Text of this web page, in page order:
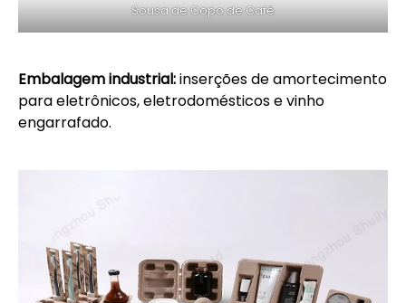
Sousa de Copo de Café
Embalagem industrial:inserções de amortecimento
para eletrônicos, eletrodomésticos e vinho
engarrafado.